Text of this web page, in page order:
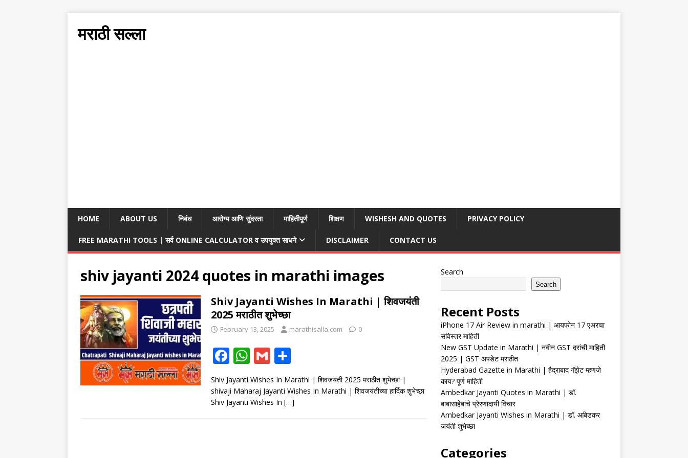
मराठी सल्ला
HOME ABOUT US निबंध आरोग्य आणि सुंदरता माहितीपूर्ण शिक्षण WISHESH AND QUOTES PRIVACY POLICY
FREE MARATHI TOOLS | सर्व ONLINE CALCULATOR व उपयुक्त साधने DISCLAIMER CONTACT US
shiv jayanti 2024 quotes in marathi images
Shiv Jayanti Wishes In Marathi | शिवजयंती
2025 मराठीत शुभेच्छा
February 13, 2025 marathisalla.com 0
F
ac
e
b
W
h
at
s
G
m
ai
l
ar
e
Shiv Jayanti Wishes In Marathi | शिवजयंती 2025 मराठीत शुभेच्छा |
shivaji Maharaj Jayanti Wishes In Marathi | शिवजयंतीच्या हार्दिक शुभेच्छा
Shiv Jayanti Wishes In […]
Search
Search
Recent Posts
iPhone 17 Air Review in marathi | आयफोन 17 एअरचा
सविस्तर माहिती
New GST Update in Marathi | नवीन GST दरांची माहिती
2025 | GST अपडेट मराठीत
Hyderabad Gazette in Marathi | हैद्राबाद गॅझेट म्हणजे
काय? पूर्ण माहिती
Ambedkar Jayanti Quotes in Marathi | डॉ.
बाबासाहेबांचे प्रेरणादायी विचार
Ambedkar Jayanti Wishes in Marathi | डॉ. आंबेडकर
जयंती शुभेच्छा
Categories